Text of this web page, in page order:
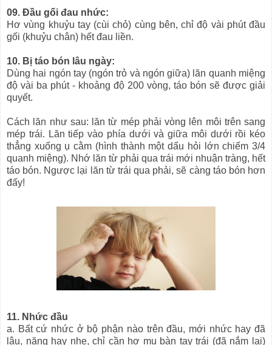
09. Đầu gối đau nhức:
Hơ vùng khuỷu tay (cùi chỏ) cùng bên, chỉ độ vài phút đầu
gối (khuỷu chân) hết đau liền.
10. Bị táo bón lâu ngày:
Dùng hai ngón tay (ngón trỏ và ngón giữa) lăn quanh miệng
độ vài ba phút - khoảng độ 200 vòng, táo bón sẽ được giải
quyết.
Cách lăn như sau: lăn từ mép phải vòng lên môi trên sang
mép trái. Lăn tiếp vào phía dưới và giữa môi dưới rồi kéo
thẳng xuống ụ cằm (hình thành một dấu hỏi lớn chiếm 3/4
quanh miệng). Nhớ lăn từ phải qua trái mới nhuận tràng, hết
táo bón. Ngược lại lăn từ trái qua phải, sẽ càng táo bón hơn
đấy!
11. Nhức đầu
a. Bất cứ nhức ở bộ phận nào trên đầu, mới nhức hay đã
lâu, nặng hay nhẹ, chỉ cần hơ mu bàn tay trái (đã nắm lại)